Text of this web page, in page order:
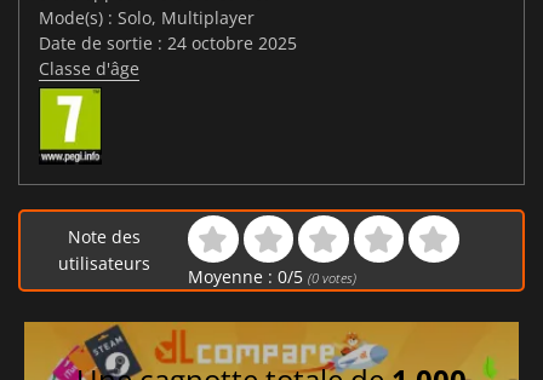
Mode(s) : Solo, Multiplayer
Date de sortie : 24 octobre 2025
Classe d'âge
Note des
utilisateurs
Moyenne : 0/5 (0votes)